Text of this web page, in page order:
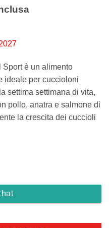
è un alimento
ideale per cuccioloni
settima settimana di vita,
pollo, anatra e salmone di
la crescita dei cuccioli
18kg quantità